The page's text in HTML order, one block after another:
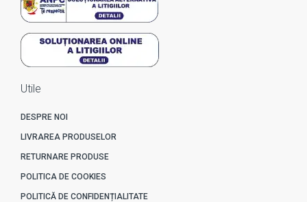
Utile
DESPRE NOI
LIVRAREA PRODUSELOR
RETURNARE PRODUSE
POLITICA DE COOKIES
POLITICĂ DE CONFIDENȚIALITATE